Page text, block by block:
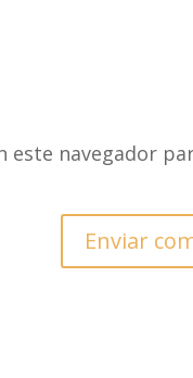
este navegador